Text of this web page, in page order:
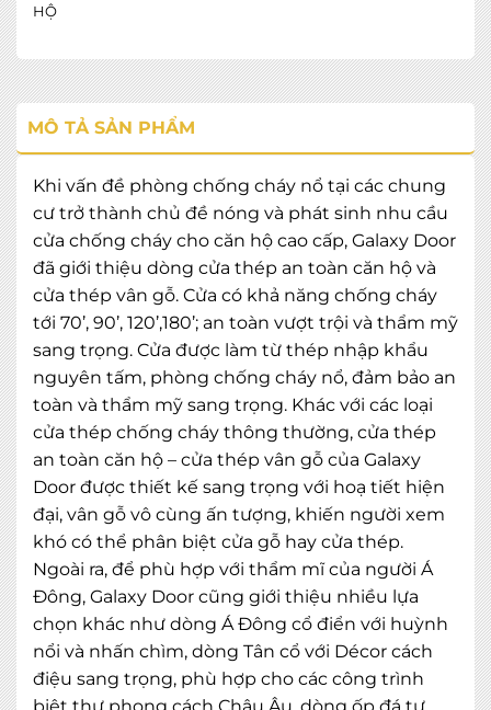
HỘ
MÔ TẢ SẢN PHẨM
Khi vấn đề phòng chống cháy nổ tại các chung
cư trở thành chủ đề nóng và phát sinh nhu cầu
cửa chống cháy cho căn hộ cao cấp, Galaxy Door
đã giới thiệu dòng cửa thép an toàn căn hộ và
cửa thép vân gỗ. Cửa có khả năng chống cháy
tới 70’, 90’, 120’,180’; an toàn vượt trội và thẩm mỹ
sang trọng. Cửa được làm từ thép nhập khẩu
nguyên tấm, phòng chống cháy nổ, đảm bảo an
toàn và thẩm mỹ sang trọng. Khác với các loại
cửa thép chống cháy thông thường, cửa thép
an toàn căn hộ – cửa thép vân gỗ của Galaxy
Door được thiết kế sang trọng với hoạ tiết hiện
đại, vân gỗ vô cùng ấn tượng, khiến người xem
khó có thể phân biệt cửa gỗ hay cửa thép.
Ngoài ra, để phù hợp với thẩm mĩ của người Á
Đông, Galaxy Door cũng giới thiệu nhiều lựa
chọn khác như dòng Á Đông cổ điển với huỳnh
nổi và nhấn chìm, dòng Tân cổ với Décor cách
điệu sang trọng, phù hợp cho các công trình